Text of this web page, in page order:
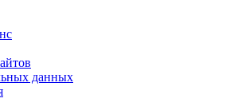
данных